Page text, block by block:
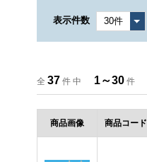
表示件数
全 37 件 中 1～30 件
商品画像 商品コード